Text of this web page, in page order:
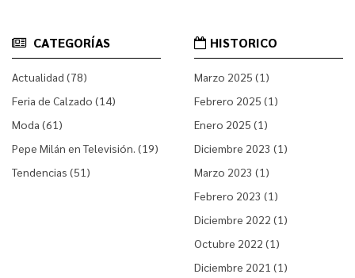
CATEGORÍAS
Actualidad (78)
Feria de Calzado (14)
Moda (61)
Pepe Milán en Televisión. (19)
Tendencias (51)
HISTORICO
Marzo 2025 (1)
Febrero 2025 (1)
Enero 2025 (1)
Diciembre 2023 (1)
Marzo 2023 (1)
Febrero 2023 (1)
Diciembre 2022 (1)
Octubre 2022 (1)
Diciembre 2021 (1)